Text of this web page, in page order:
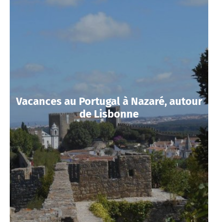
Vacances au Portugal à Nazaré, autour
de Lisbonne